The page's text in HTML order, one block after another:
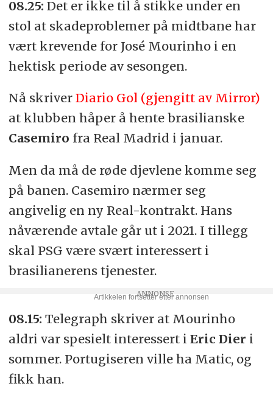
08.25: Det er ikke til å stikke under en
stol at skadeproblemer på midtbane har
vært krevende for José Mourinho i en
hektisk periode av sesongen.
Nå skriver Diario Gol (gjengitt av Mirror)
at klubben håper å hente brasilianske
Casemiro fra Real Madrid i januar.
Men da må de røde djevlene komme seg
på banen. Casemiro nærmer seg
angivelig en ny Real-kontrakt. Hans
nåværende avtale går ut i 2021. I tillegg
skal PSG være svært interessert i
brasilianerens tjenester.
08.15: Telegraph skriver at Mourinho
aldri var spesielt interessert i Eric Dier i
sommer. Portugiseren ville ha Matic, og
fikk han.